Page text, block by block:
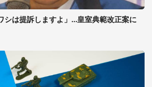
シは提訴しますよ」...皇室典範改正案に